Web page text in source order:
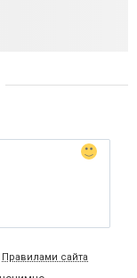
Правилами сайта